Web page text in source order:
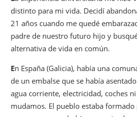
distinto para mi vida. Decidí
21 años cuando me quedé
padre de nuestro futuro hijo y
alternativa de vida en común.
En España (Galicia), había una
de un embalse que se había
agua corriente, electricidad, coches
mudamos. El pueblo estaba formado